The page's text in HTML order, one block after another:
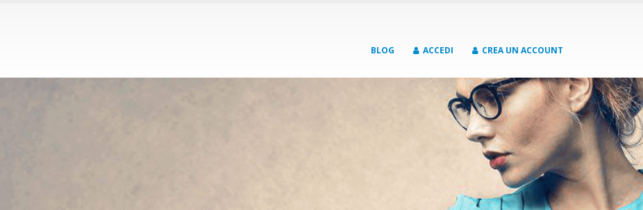
BLOG ACCEDI CREA UN ACCOUNT